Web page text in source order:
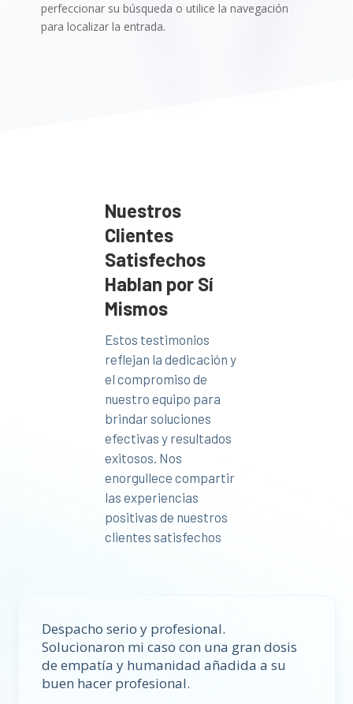
perfeccionar su búsqueda o utilice la navegación
para localizar la entrada.
Nuestros
Clientes
Satisfechos
Hablan por Sí
Mismos
Estos testimonios
reflejan la dedicación y
el compromiso de
nuestro equipo para
brindar soluciones
efectivas y resultados
exitosos. Nos
enorgullece compartir
las experiencias
positivas de nuestros
clientes satisfechos
Despacho serio y profesional.
Solucionaron mi caso con una gran dosis
de empatía y humanidad añadida a su
buen hacer profesional.